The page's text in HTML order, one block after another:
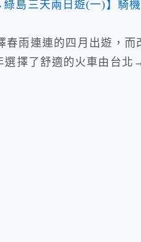
春雨連連的四月出遊，
選擇了舒適的火車由台北